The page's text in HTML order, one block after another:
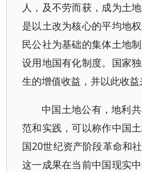
人，及不劳而获，成为土
是以土改为核心的平均地
民公社为基础的集体土地
设用地国有化制度。国家
生的增值收益，并以此收益
中国土地公有，地利
范和实践，可以称作中国
国20世纪资产阶段革命和
这一成果在当前中国现实